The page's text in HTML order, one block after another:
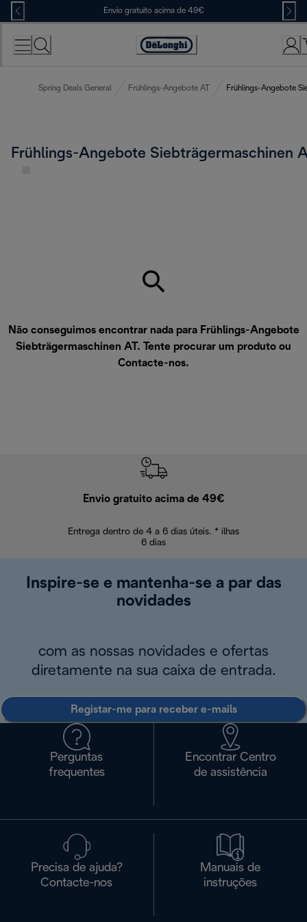
Skip
to
Content
Envio gratuito acima de 49€
Accessibility
Spring Deals General Frühlings-Angebote AT Frühlings-Angebote
Frühlings-Angebote Siebträgermaschinen
Não conseguimos encontrar nada para Frühlings-Angebote
Siebträgermaschinen AT. Tente procurar um produto ou
Contacte-nos.
Envio gratuito acima de 49€
Entrega dentro de 4 a 6 dias úteis. * ilhas
6 dias
Inspire-se e mantenha-se a par das
novidades
com as nossas novidades e ofertas
diretamente na sua caixa de entrada.
Registar-me para receber e-mails
Perguntas
frequentes
Encontrar Centro
de assistência
Precisa de ajuda?
Contacte-nos
Manuais de
instruções